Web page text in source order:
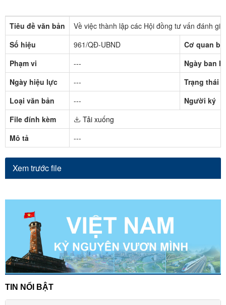
Tiêu đề văn bản
Về việc thành lập các Hội đồng tư vấn đánh
Số hiệu
961/QĐ-UBND
Cơ quan
Phạm vi
---
Ngày ban
Ngày hiệu lực
---
Trạng thái
Loại văn bản
---
Người ký
File đính kèm
Tải xuống
Mô tả
---
Xem trước file
TIN NỔI BẬT